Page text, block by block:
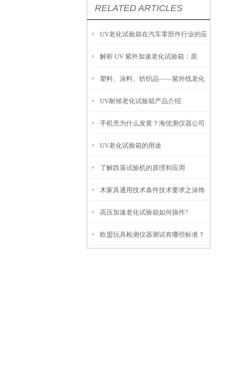
RELATED ARTICLES
UV老化试验箱在汽车零部件行业的应
用解析
解析 UV 紫外加速老化试验箱：原
理、应用场景及操作要点
塑料、涂料、纺织品——紫外线老化
试验箱的多行业测试方案
UV耐候老化试验箱产品介绍
手机壳为什么发黄？海优测仪器公司
为您解答
UV老化试验箱的用途
了解跌落试验机的原理和应用
木家具通用技术条件技术要求之涂饰
要求
高压加速老化试验箱如何操作?
欧盟玩具检测仪器测试有哪些标准？